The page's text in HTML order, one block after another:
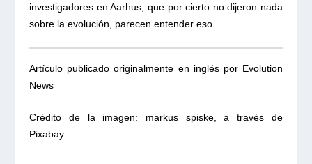
investigadores en Aarhus, que por cierto no dijeron nada
sobre la evolución, parecen entender eso.
Artículo publicado originalmente en inglés por Evolution
News
Crédito de la imagen: markus spiske, a través de
Pixabay.